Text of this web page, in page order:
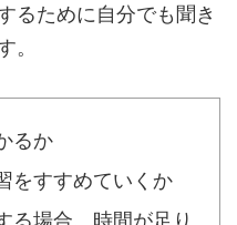
るために自分でも聞き
。
るか
をすすめていくか